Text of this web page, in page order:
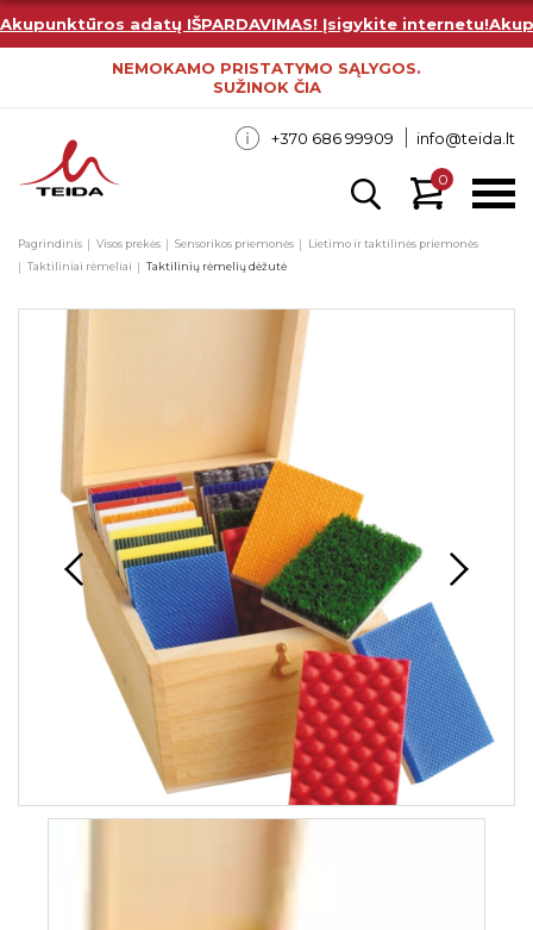
Akupunktūros adatų IŠPARDAVIMAS! Įsigykite internetu!
NEMOKAMO PRISTATYMO SĄLYGOS.
SUŽINOK ČIA
0
+370 686 99909 info@teida.lt
Pagrindinis Visos prekės Sensorikos priemonės
Lietimo ir taktilinės priemonės
Taktiliniai rėmeliai
Taktilinių rėmelių dėžutė